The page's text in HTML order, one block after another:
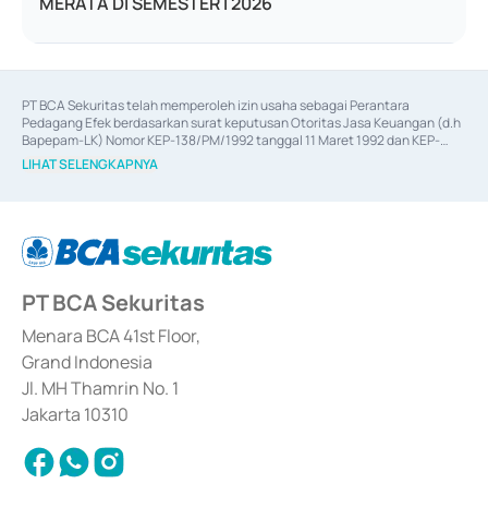
PT BCA Sekuritas telah memperoleh izin usaha sebagai Perantara
Pedagang Efek berdasarkan surat keputusan Otoritas Jasa Keuangan (d.h
Bapepam-LK) Nomor KEP-138/PM/1992 tanggal 11 Maret 1992 dan KEP-
06/D.04/2014 tanggal 28 Februari 2014, izin usaha sebagai Penjamin Emisi
Efek berdasarkan surat keputusan Otoritas Jasa Keuangan Nomor KEP-
berdasarkan surat keputusan Otoritas Jasa Keuangan Nomor S-
67/PM.21/2017 tanggal 3 Februari 2017, dan beberapa izin usaha lainnya
Sertifikat Deposito di Pasar Uang yang izinnya diterbitkan pada tahun 2017
dan izin usaha lainnya dari Bank Indonesia sebagai Lembaga Pendukung
Penerbitan, Transaksi, serta Penatausahaan dan Penyelesaian Transaksi
Surat Berharga Komersial yang izinnya diterbitkan pada tahun 2018.
LIHAT SELENGKAPNYA
PT BCA Sekuritas
Menara BCA 41st Floor,
Grand Indonesia
Jl. MH Thamrin No. 1
Jakarta 10310